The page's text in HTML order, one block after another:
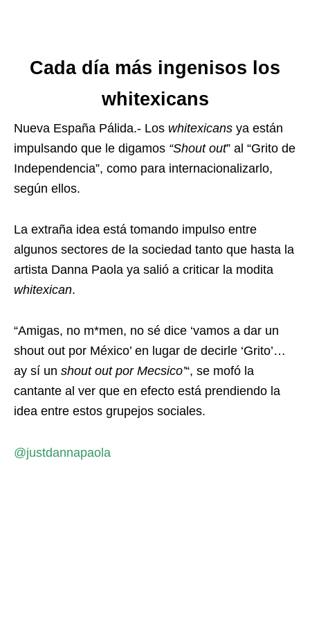
Cada día más ingenisos los
whitexicans
Nueva España Pálida.- Los whitexicans ya están
impulsando que le digamos “Shout out” al “Grito de
Independencia”, como para internacionalizarlo,
según ellos.
La extraña idea está tomando impulso entre
algunos sectores de la sociedad tanto que hasta la
artista Danna Paola ya salió a criticar la modita
whitexican.
“Amigas, no m*men, no sé dice ‘vamos a dar un
shout out por México’ en lugar de decirle ‘Grito’…
ay sí un shout out por Mecsico’“, se mofó la
cantante al ver que en efecto está prendiendo la
idea entre estos grupejos sociales.
@justdannapaola